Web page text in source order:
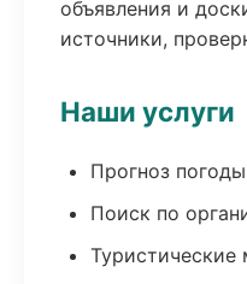
объявления и
источники,
Наши услуги
Прогноз
Поиск по